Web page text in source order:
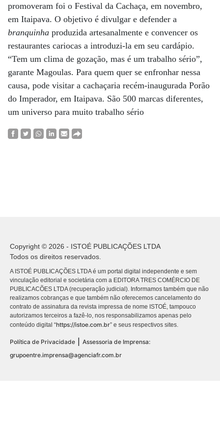
promoveram foi o Festival da Cachaça, em novembro,
em Itaipava. O objetivo é divulgar e defender a
branquinha produzida artesanalmente e convencer os
restaurantes cariocas a introduzi-la em seu cardápio.
“Tem um clima de gozação, mas é um trabalho sério”,
garante Magoulas. Para quem quer se enfronhar nessa
causa, pode visitar a cachaçaria recém-inaugurada Porão
do Imperador, em Itaipava. São 500 marcas diferentes,
um universo para muito trabalho sério
Copyright © 2026 - ISTOÉ PUBLICAÇÕES LTDA
Todos os direitos reservados.
A ISTOÉ PUBLICAÇÕES LTDA é um portal digital independente e sem
vinculação editorial e societária com a EDITORA TRES COMÉRCIO DE
PUBLICACÕES LTDA (recuperação judicial). Informamos também que não
realizamos cobranças e que também não oferecemos cancelamento do
contrato de assinatura da revista impressa de nome ISTOÉ, tampouco
autorizamos terceiros a fazê-lo, nos responsabilizamos apenas pelo
conteúdo digital “https://istoe.com.br” e seus respectivos sites.
Política de Privacidade
Assessoria de Imprensa:
grupoentre.imprensa@agenciafr.com.br